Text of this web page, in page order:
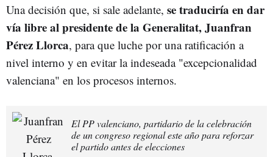
Una decisión que, si sale adelante, se traduciría en dar
vía libre al presidente de la Generalitat, Juanfran
Pérez Llorca, para que luche por una ratificación a
nivel interno y en evitar la indeseada "excepcionalidad
valenciana" en los procesos internos.
El PP valenciano, partidario de la celebración
de un congreso regional este año para reforzar
el partido antes de elecciones